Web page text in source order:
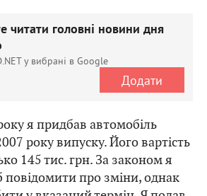
читати головні новини дня
у вибрані в Google
Додати
я придбав автомобіль
року випуску. Його вартість
145 тис. грн. За законом я
повідомити про зміни, однак